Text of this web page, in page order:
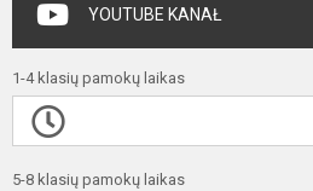
YOUTUBE KANAŁ
1-4 klasių pamokų laikas
5-8 klasių pamokų laikas